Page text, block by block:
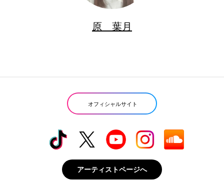
原 葉月
オフィシャルサイト
アーティストページへ